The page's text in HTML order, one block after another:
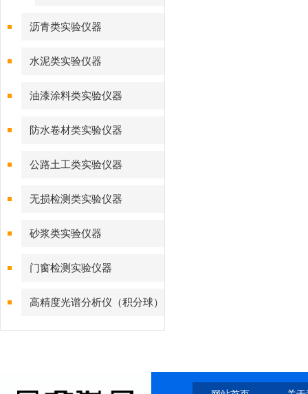
沥青类实验仪器
水泥类实验仪器
油漆涂料类实验仪器
防水卷材类实验仪器
公路土工类实验仪器
无损检测类实验仪器
砂浆类实验仪器
门窗检测实验仪器
高精度光谱分析仪（积分球）
综合测试系统